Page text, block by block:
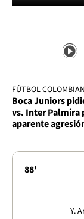
FÚTBOL
Boca Juniors
vs. Inter Palmira
aparente
88'
Y.